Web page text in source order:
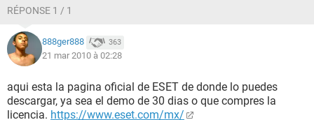
RÉPONSE 1 / 1
888ger888 363
21 mar 2010 à 02:28
aqui esta la pagina oficial de ESET de donde lo puedes
descargar, ya sea el demo de 30 dias o que compres la
licencia. https://www.eset.com/mx/